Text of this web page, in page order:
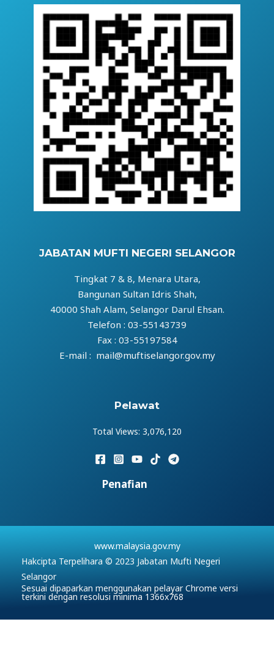
JABATAN MUFTI NEGERI SELANGOR
Tingkat 7 & 8, Menara Utara,
Bangunan Sultan Idris Shah,
40000 Shah Alam, Selangor Darul Ehsan.
Telefon : 03-55143739
Fax : 03-55197584
E-mail : mail@muftiselangor.gov.my
Pelawat
Total Views: 3,076,120
Penafian
www.malaysia.gov.my
Hakcipta Terpelihara © 2023 Jabatan Mufti Negeri
Selangor
Sesuai dipaparkan menggunakan pelayar Chrome versi
terkini dengan resolusi minima 1366x768